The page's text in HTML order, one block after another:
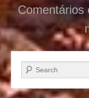
Comentários
Pesquisar…